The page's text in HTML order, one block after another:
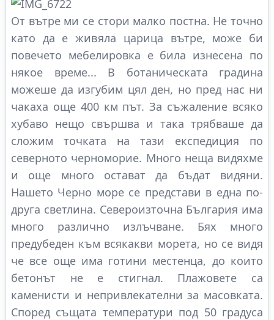
От вътре ми се стори малко постна. Не точно
като да е живяла царица вътре, може би
повечето мебелировка е била изнесена по
някое време... В ботаническата градина
можеше да изгубим цял ден, но пред нас ни
чакаха още 400 км път. За съжаление всяко
хубаво нещо свършва и така трябваше да
сложим точката на тази експедиция по
северното черноморие. Много неща видяхме
и още много остават да бъдат видяни.
Нашето Черно море се представи в една по-
друга светлина. Североизточна България има
много различно излъчване. Бях много
предубеден към всякакви морета, но се видя
че все още има готини местенца, до които
бетонът не е стигнал. Плажовете са
каменисти и непривлекателни за масовката.
Според същата температури под 50 градуса